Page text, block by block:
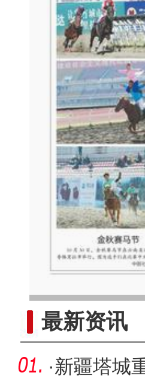
最新资讯
·新疆塔城